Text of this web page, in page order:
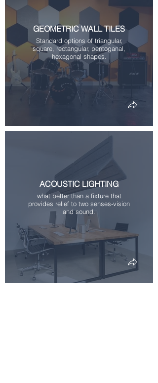
GEOMETRIC WALL TILES
Standard options of triangular,
square, rectangular, pentoganal,
hexagonal shapes.
ACOUSTIC LIGHTING
what better than a fixture that
provides relief to two senses-vision
and sound.